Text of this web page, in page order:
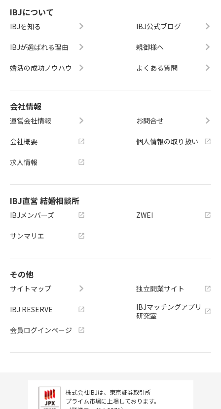
IBJについて
IBJを知る
IBJが選ばれる理由
婚活の成功ノウハウ
IBJ公式ブログ
親御様へ
よくある質問
会社情報
運営会社情報
会社概要
求人情報
お問合せ
個人情報の取り扱い
IBJ直営 結婚相談所
IBJメンバーズ
サンマリエ
ZWEI
その他
サイトマップ
IBJ RESERVE
会員ログインページ
独立開業サイト
IBJマッチングアプリ
研究室
株式会社IBJは、東京証券取引所
プライム市場に上場しております。